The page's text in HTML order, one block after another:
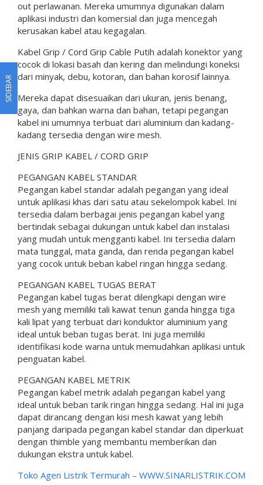
out perlawanan. Mereka umumnya digunakan dalam
aplikasi industri dan komersial dan juga mencegah
kerusakan kabel atau kegagalan.
Kabel Grip / Cord Grip Cable Putih adalah konektor yang
cocok di lokasi basah dan kering dan melindungi koneksi
dari minyak, debu, kotoran, dan bahan korosif lainnya.
Mereka dapat disesuaikan dari ukuran, jenis benang,
gaya, dan bahkan warna dan bahan, tetapi pegangan
kabel ini umumnya terbuat dari aluminium dan kadang-
kadang tersedia dengan wire mesh.
JENIS GRIP KABEL / CORD GRIP
PEGANGAN KABEL STANDAR
Pegangan kabel standar adalah pegangan yang ideal
untuk aplikasi khas dari satu atau sekelompok kabel. Ini
tersedia dalam berbagai jenis pegangan kabel yang
bertindak sebagai dukungan untuk kabel dan instalasi
yang mudah untuk mengganti kabel. Ini tersedia dalam
mata tunggal, mata ganda, dan renda pegangan kabel
yang cocok untuk beban kabel ringan hingga sedang.
PEGANGAN KABEL TUGAS BERAT
Pegangan kabel tugas berat dilengkapi dengan wire
mesh yang memiliki tali kawat tenun ganda hingga tiga
kali lipat yang terbuat dari konduktor aluminium yang
ideal untuk beban tugas berat. Ini juga memiliki
identifikasi kode warna untuk memudahkan aplikasi untuk
penguatan kabel.
PEGANGAN KABEL METRIK
Pegangan kabel metrik adalah pegangan kabel yang
ideal untuk beban tarik ringan hingga sedang. Hal ini juga
dapat dirancang dengan kisi mesh kawat yang lebih
panjang daripada pegangan kabel standar dan diperkuat
dengan thimble yang membantu memberikan dan
dukungan ekstra untuk kabel.
Toko Agen Listrik Termurah – WWW.SINARLISTRIK.COM
SIDEBAR